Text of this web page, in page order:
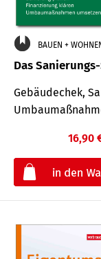
BAUEN +
Das
Gebäudechek,
16,90